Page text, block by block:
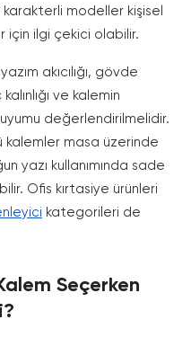
modeller kişisel
için ilgi çekici olabilir.
akıcılığı, gövde
ve kalemin
değerlendirilmelidir.
kalemler masa üzerinde
yazı kullanımında sade
Ofis kırtasiye ürünleri
kategorileri de
Seçerken